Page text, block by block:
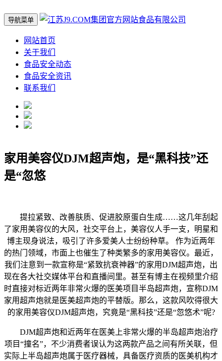
导航菜单
网站首页
关于我们
食品安全动态
食品安全资讯
联系我们
家用美容仪DJM超声炮，是“黑科技”还
是“忽悠
提拉紧致、改善肤质、促进胶原蛋白生成……这几年刮起
了家用美容仪的大风，社交平台上，美容仪人手一支，明星和
博主现身说法，吸引了许多爱美人士纷纷种草。 作为近两年
的热门领域，市面上也催生了种类繁多的家用美容仪。最近，
我们注意到一款宣称是“紧致抗衰神器”的家用DJM超声炮，出
现在各大社交媒体平台和直播间里。甚至有博主在视频里介绍
时直接对标近两年非常火爆的医美项目半岛超声炮，宣称DJM
家用超声炮就是医美超声炮的平替版。那么，这款风吹得很大
的家用美容仪DJM超声炮，究竟是“黑科技”还是“忽悠术”呢?
DJM超声炮和近两年在医美上非常火爆的半岛超声炮治疗
项目“撞名”，不少消费者误认为这两款产品之间有所关联，但
实际上半岛超声炮属于医疗器械，具备医疗资质的医美机构才